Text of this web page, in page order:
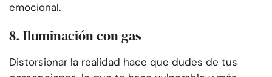
emocional.
8. Iluminación con gas
Distorsionar la realidad hace que dudes de tus